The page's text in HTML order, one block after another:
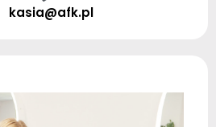
kasia@afk.pl